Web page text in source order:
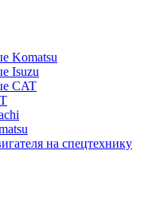
Komatsu
Isuzu
CAT
на спецтехнику